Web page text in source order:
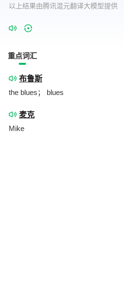
以上结果由腾讯混元翻译大模型提供
重点词汇
布鲁斯
the blues； blues
麦克
Mike